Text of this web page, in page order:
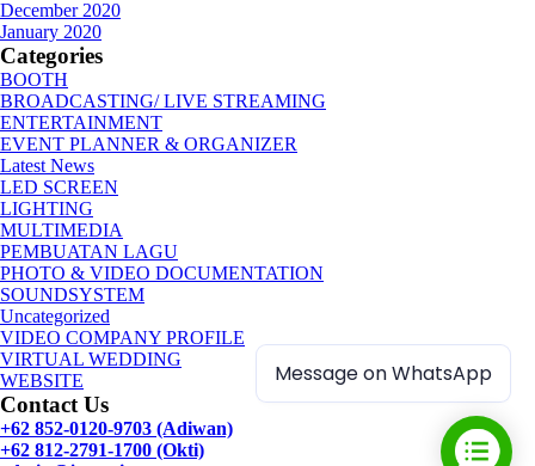
December 2020
January 2020
Categories
BOOTH
BROADCASTING/ LIVE STREAMING
ENTERTAINMENT
EVENT PLANNER & ORGANIZER
Latest News
LED SCREEN
LIGHTING
MULTIMEDIA
PEMBUATAN LAGU
PHOTO & VIDEO DOCUMENTATION
SOUNDSYSTEM
Uncategorized
VIDEO COMPANY PROFILE
VIRTUAL WEDDING
WEBSITE
Contact Us
+62 852-0120-9703 (Adiwan)
+62 812-2791-1700 (Okti)
Message on WhatsApp